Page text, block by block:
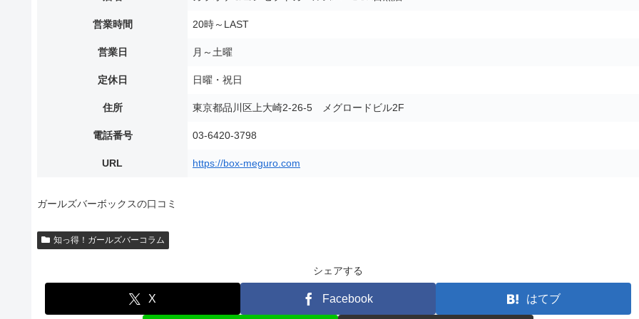
営業時間 20時～LAST
営業日 月～土曜
定休日 日曜・祝日
住所 東京都品川区上大崎2-26-5 メグロードビル2F
電話番号 03-6420-3798
URL https://box-meguro.com
ガールズバーボックスの口コミ
知っ得！ガールズバーコラム
シェアする
X Facebook はてブ